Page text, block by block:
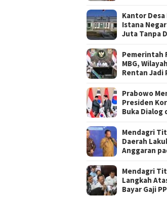
Kantor
Istana
Juta Tanpa
Pemerintah
MBG,
Rentan Jadi
Prabowo
Presiden
Buka Dialog
Mendagri
Daerah
Anggaran
Mendagri
Langkah
Bayar Gaji